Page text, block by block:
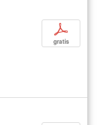
p
gratis